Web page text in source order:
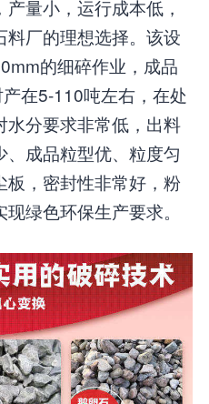
量小，运行成本低，
厂的理想选择。该设
的细碎作业，成品
在5-110吨左右，在处
分要求非常低，出料
成品粒型优、粒度匀
，密封性非常好，粉
绿色环保生产要求。